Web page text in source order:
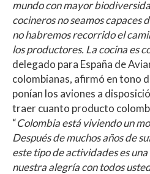
mundo con mayor
cocineros no seamos capaces
no habremos recorrido el
los productores. La cocina es
delegado para España de
colombianas, afirmó en tono
ponían los aviones a
traer cuanto producto
“Colombia está viviendo un
Después de muchos años de
este tipo de actividades es
nuestra alegría con todos